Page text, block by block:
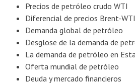
Precios de petróleo crudo WTI
Diferencial de precios Brent-WTI
Demanda global de petróleo
Desglose de la demanda de
La demanda de petróleo en
Oferta mundial de petróleo
Deuda y mercado financieros